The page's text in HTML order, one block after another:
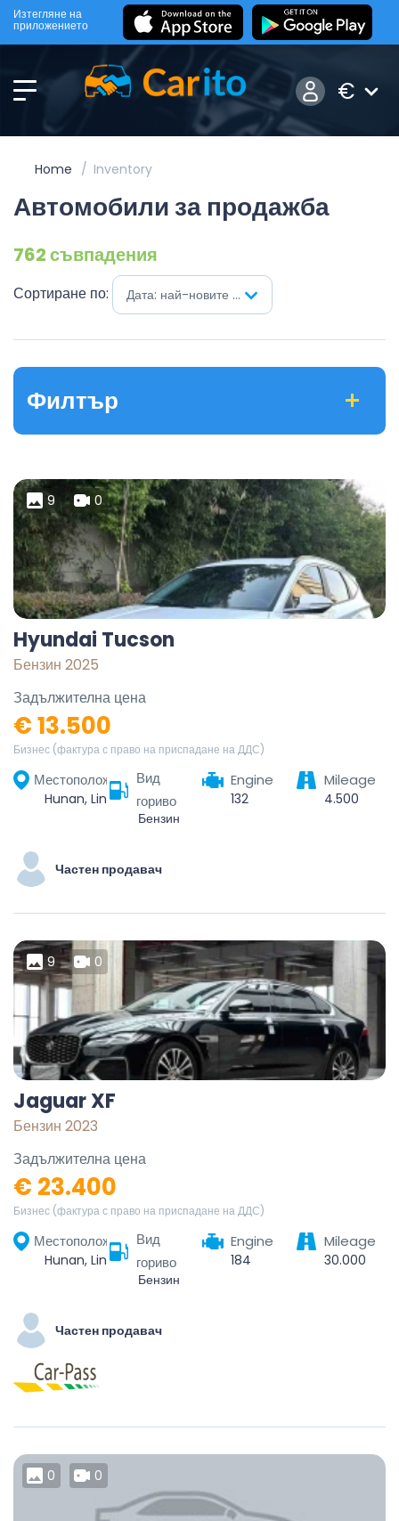
Изтегляне на
приложението
€
Home Inventory
Автомобили за продажба
762 съвпадения
Сортиране по: Дата: най-новите на първо място
Филтър
9 0
Hyundai Tucson
Бензин 2025
Задължителна цена
€ 13.500
Бизнес (фактура с право на приспадане на ДДС)
Местоположение
Hunan, Linchuan District, Fuzhou City, Jiangxi, China
Вид
гориво
Бензин
Engine
132
Mileage
4.500
Частен продавач
9 0
Jaguar XF
Бензин 2023
Задължителна цена
€ 23.400
Бизнес (фактура с право на приспадане на ДДС)
Местоположение
Hunan, Linchuan District, Fuzhou City, Jiangxi, China
Вид
гориво
Бензин
Engine
184
Mileage
30.000
Частен продавач
0 0